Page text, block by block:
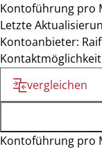
Kontoführung pro
Letzte
Kontoanbieter:
vergleichen
Kontoführung pro